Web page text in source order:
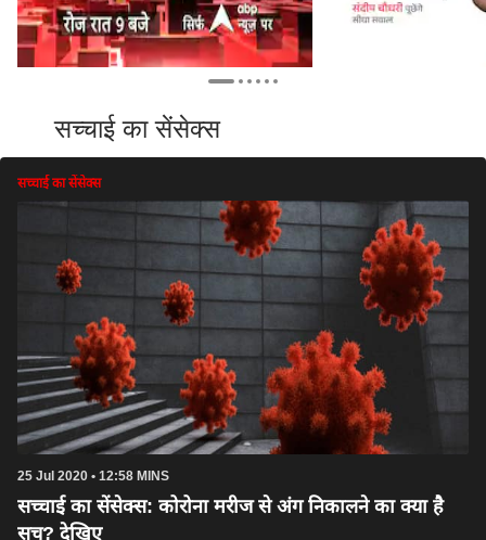
सच्चाई का सेंसेक्स
सच्चाई का सेंसेक्स
25 Jul 2020 • 12:58 MINS
सच्चाई का सेंसेक्स: कोरोना मरीज से अंग निकालने का क्या है
सच? देखिए